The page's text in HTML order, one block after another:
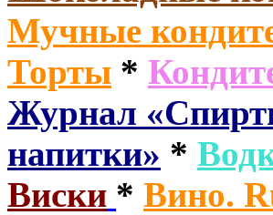
Мучные
Торты *
Журнал
напитки» *
Виски * Вино.